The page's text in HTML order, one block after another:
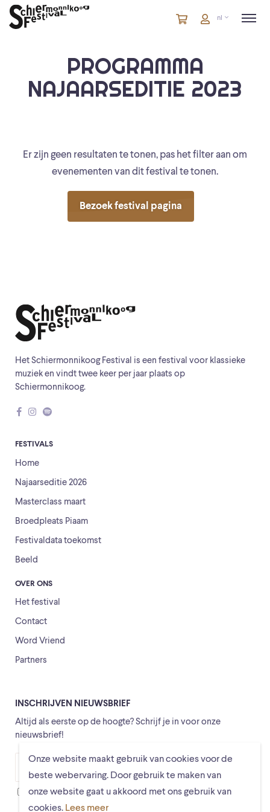
Onze website maakt gebruik van cookies voor de
beste webervaring. Door gebruik te maken van
onze website gaat u akkoord met ons gebruik van
cookies. Lees meer
Winkelmandje
artikelen
Account
nl
PROGRAMMA
NAJAARSEDITIE 2023
Er zijn geen resultaten te tonen, pas het filter aan om
evenementen van dit festival te tonen.
Bezoek festival pagina
Het Schiermonnikoog Festival is een festival voor klassieke
muziek en vindt twee keer per jaar plaats op
Schiermonnikoog.
FESTIVALS
Home
Najaarseditie 2026
Masterclass maart
Broedpleats Piaam
Festivaldata toekomst
Beeld
OVER ONS
Het festival
Contact
Word Vriend
Partners
INSCHRIJVEN NIEUWSBRIEF
Altijd als eerste op de hoogte? Schrijf je in voor onze
nieuwsbrief!
Ik ga ermee akkoord dat mijn gegevens worden opgeslagen